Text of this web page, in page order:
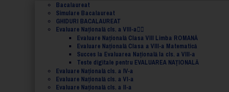
Bacalaureat
Simulare Bacalaureat
GHIDURI BACALAUREAT
Evaluare Naţională cls. a VIII-a
Evaluare Naţională Clasa VIII Limba ROMANĂ
Evaluare Naţională Clasa a VIII-a Matematică
Succes la Evaluarea Națională la cls. a VIII-a
Teste digitale pentru EVALUAREA NAȚIONALĂ
Evaluare Naţională cls. a IV-a
Evaluare Naţională cls. a VI-a
Evaluare Naţională cls. a II-a